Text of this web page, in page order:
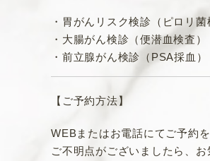
・胃がんリスク検診（ピロリ菌
・大腸がん検診（便潜血検査）
・前立腺がん検診（PSA採血）
【ご予約方法】
WEBまたはお電話にてご予約
ご不明点がございましたら、